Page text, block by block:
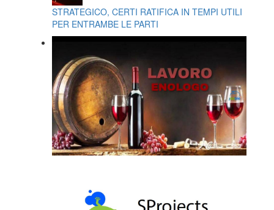
STRATEGICO, CERTI RATIFICA IN TEMPI UTILI
PER ENTRAMBE LE PARTI